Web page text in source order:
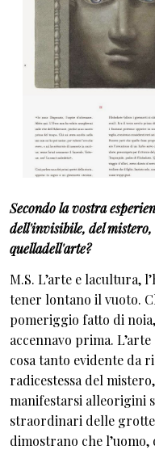
Secondo la vostra
dell'invisibile, del
quelladell'arte?
M.S. L’arte e lacultura,
tener lontano il vuoto.
pomeriggio fatto di
accennavo prima.
cosa tanto evidente da
radicestessa del
manifestarsi alleorigini
straordinari delle
dimostrano che